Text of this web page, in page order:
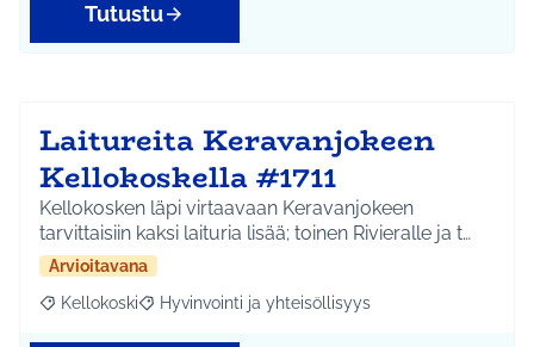
Tutustu
Laitureita Keravanjokeen
Kellokoskella #1711
Kellokosken läpi virtaavaan Keravanjokeen
tarvittaisiin kaksi laituria lisää; toinen Rivieralle ja t…
Arvioitavana
Rajaa tulokset aihepiirin mukaan: Kellokoski
Kellokoski Rajaa tulokset teeman mukaan: Hyvinvointi ja
Hyvinvointi ja yhteisöllisyys